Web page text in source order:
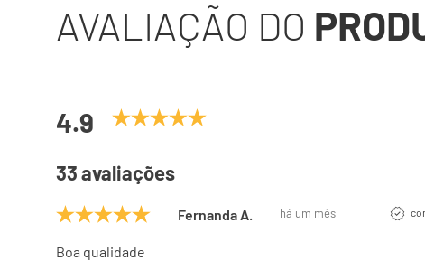
AVALIAÇÃO DO
4.9
33 avaliações
Fernanda A. há um mês
Boa qualidade